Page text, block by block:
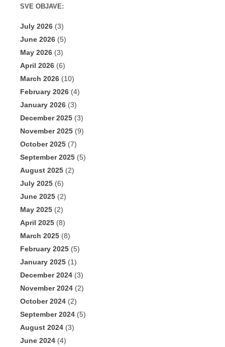
SVE OBJAVE:
July 2026 (3)
June 2026 (5)
May 2026 (3)
April 2026 (6)
March 2026 (10)
February 2026 (4)
January 2026 (3)
December 2025 (3)
November 2025 (9)
October 2025 (7)
September 2025 (5)
August 2025 (2)
July 2025 (6)
June 2025 (2)
May 2025 (2)
April 2025 (8)
March 2025 (8)
February 2025 (5)
January 2025 (1)
December 2024 (3)
November 2024 (2)
October 2024 (2)
September 2024 (5)
August 2024 (3)
June 2024 (4)